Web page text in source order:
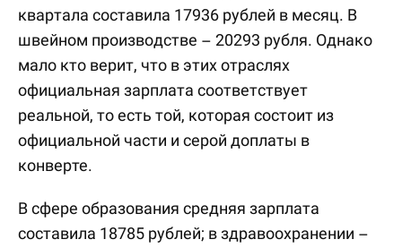
квартала составила 17936 рублей в месяц. В
швейном производстве – 20293 рубля. Однако
мало кто верит, что в этих отраслях
официальная зарплата соответствует
реальной, то есть той, которая состоит из
официальной части и серой доплаты в
конверте.
В сфере образования средняя зарплата
составила 18785 рублей; в здравоохранении –